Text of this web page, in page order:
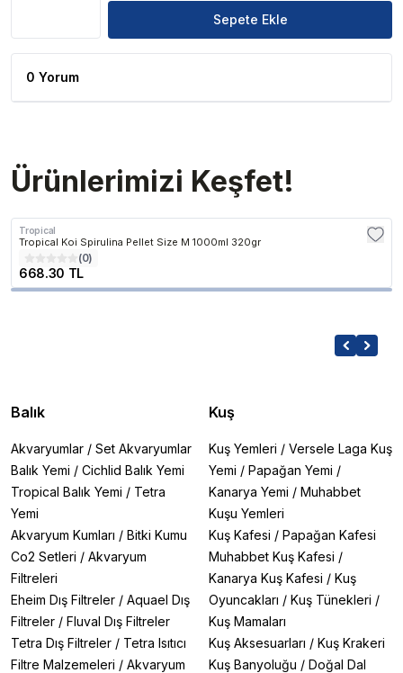
Sepete Ekle
0 Yorum
Ürünlerimizi Keşfet!
Tropical
Tropical Koi Spirulina Pellet Size M 1000ml 320gr
(0)
668.30 TL
Balık
Akvaryumlar / Set Akvaryumlar
Balık Yemi / Cichlid Balık Yemi
Tropical Balık Yemi / Tetra
Yemi
Akvaryum Kumları / Bitki Kumu
Co2 Setleri / Akvaryum
Filtreleri
Eheim Dış Filtreler / Aquael Dış
Filtreler / Fluval Dış Filtreler
Tetra Dış Filtreler / Tetra Isıtıcı
Filtre Malzemeleri / Akvaryum
Kuş
Kuş Yemleri / Versele Laga Kuş
Yemi / Papağan Yemi /
Kanarya Yemi / Muhabbet
Kuşu Yemleri
Kuş Kafesi / Papağan Kafesi
Muhabbet Kuş Kafesi /
Kanarya Kuş Kafesi / Kuş
Oyuncakları / Kuş Tünekleri /
Kuş Mamaları
Kuş Aksesuarları / Kuş Krakeri
Kuş Banyoluğu / Doğal Dal